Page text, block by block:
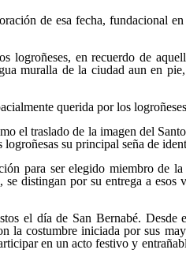
de esa fecha, fundacional
logroñeses, en recuerdo de
muralla de la ciudad aun en
querida por los
el traslado de la imagen del
logroñesas su principal seña de
para ser elegido miembro de la
distingan por su entrega a esos
el día de San Bernabé. Desde
la costumbre iniciada por sus
en un acto festivo y